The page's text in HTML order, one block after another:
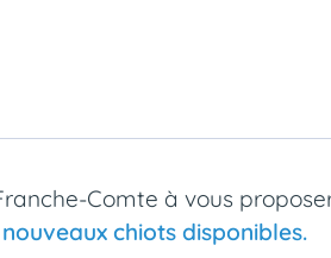
Comte à vous
chiots disponibles.